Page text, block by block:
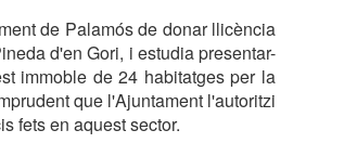
de Palamós de donar llicència
d'en Gori, i estudia presentar-
immoble de 24 habitatges per la
que l'Ajuntament l'autoritzi
fets en aquest sector.